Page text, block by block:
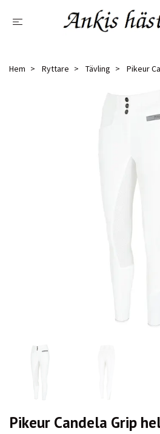
Hem Ryttare Tävling Pikeur
Pikeur Candela Grip